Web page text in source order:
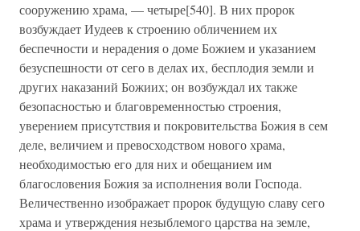
сооружению храма, — четыре[540]. В них пророк
возбуждает Иудеев к строению обличением их
беспечности и нерадения о доме Божием и указанием
безуспешности от сего в делах их, бесплодия земли и
других наказаний Божиих; он возбуждал их также
безопасностью и благовременностью строения,
уверением присутствия и покровительства Божия в сем
деле, величием и превосходством нового храма,
необходимостью его для них и обещанием им
благословения Божия за исполнения воли Господа.
Величественно изображает пророк будущую славу сего
храма и утверждения незыблемого царства на земле,